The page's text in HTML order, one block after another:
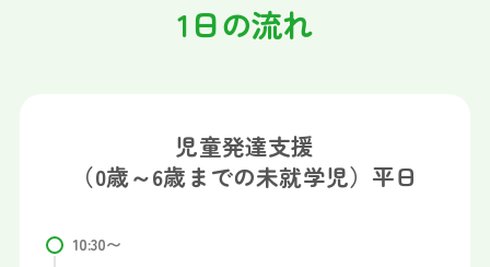
1日の流れ
児童発達支援
（0歳～6歳までの未就学児）平日